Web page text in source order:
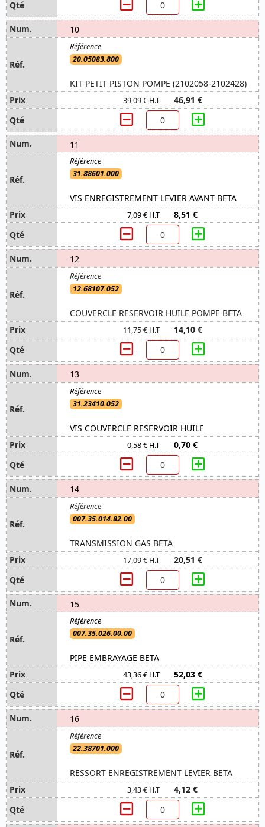
10
20.05083.800
KIT PETIT PISTON POMPE (2102058-2102428)
39,09 € H.T 46,91 €
11
31.88601.000
VIS ENREGISTREMENT LEVIER AVANT BETA
7,09 € H.T 8,51 €
12
12.68107.052
COUVERCLE RESERVOIR HUILE POMPE BETA
11,75 € H.T 14,10 €
13
31.23410.052
VIS COUVERCLE RESERVOIR HUILE
0,58 € H.T 0,70 €
14
007.35.014.82.00
TRANSMISSION GAS BETA
17,09 € H.T 20,51 €
15
007.35.026.00.00
PIPE EMBRAYAGE BETA
43,36 € H.T 52,03 €
16
22.38701.000
RESSORT ENREGISTREMENT LEVIER BETA
3,43 € H.T 4,12 €